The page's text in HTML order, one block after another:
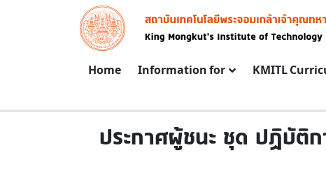
Skip to main content
Image
Main navigation
Home Information for KMITL
ประกาศผู้ชนะ ชุด ปฏิบัติ